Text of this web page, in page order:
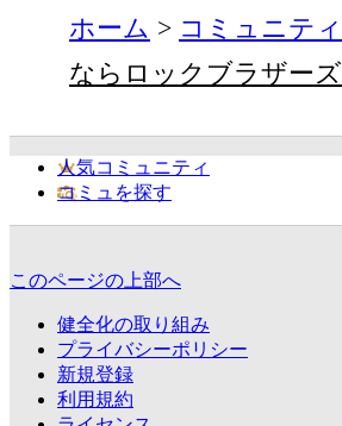
ホーム コミュニティ
ならロックブラザーズ
人気コミュニティ
コミュを探す
このページの上部へ
健全化の取り組み
プライバシーポリシー
新規登録
利用規約